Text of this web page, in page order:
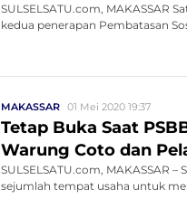
SULSELSATU.com, MAKASSAR
kedua penerapan Pembatasan
MAKASSAR 01 Mei 2020 19:37
Tetap Buka Saat
Warung Coto dan
SULSELSATU.com, MAKASSAR
sejumlah tempat usaha untuk